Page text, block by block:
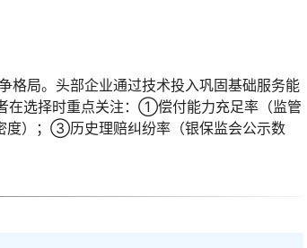
格局。头部企业通过技术投入巩固基础服务能
在选择时重点关注：①偿付能力充足率（监管
）；③历史理赔纠纷率（银保监会公示数